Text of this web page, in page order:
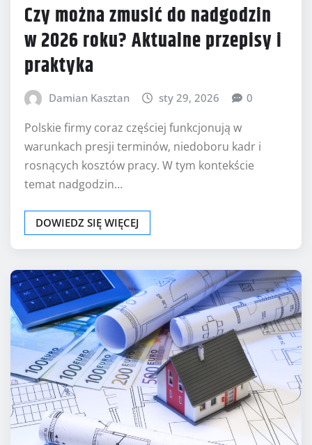
Czy można zmusić do nadgodzin
w 2026 roku? Aktualne przepisy i
praktyka
Damian Kasztan sty 29, 2026 0
Polskie firmy coraz częściej funkcjonują w
warunkach presji terminów, niedoboru kadr i
rosnących kosztów pracy. W tym kontekście
temat nadgodzin…
DOWIEDZ SIĘ WIĘCEJ